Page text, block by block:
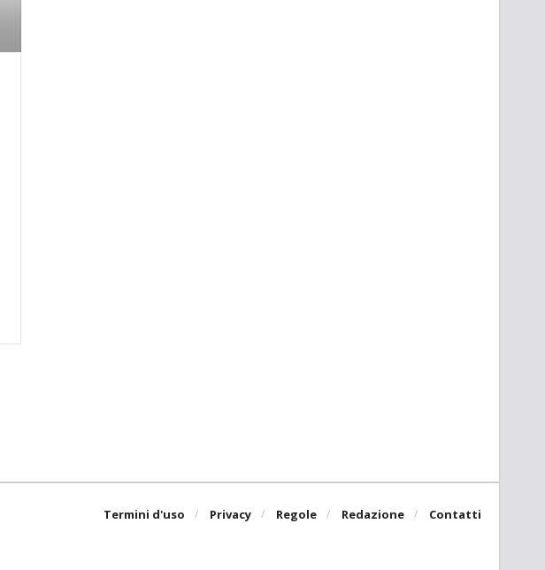
Termini d'uso Privacy Regole Redazione Contatti